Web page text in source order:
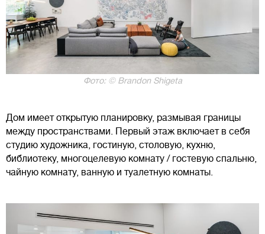
Фото: © Brandon Shigeta
Дом имеет открытую планировку, размывая границы
между пространствами. Первый этаж включает в себя
студию художника, гостиную, столовую, кухню,
библиотеку, многоцелевую комнату / гостевую спальню,
чайную комнату, ванную и туалетную комнаты.